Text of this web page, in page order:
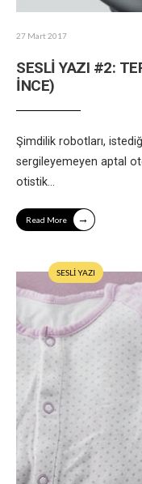
27 Mart 2017
SESLİ YAZI #2:
İNCE)
Şimdilik robotları,
sergileyemeyen aptal
otistik...
Read More →
SESLİ YAZI